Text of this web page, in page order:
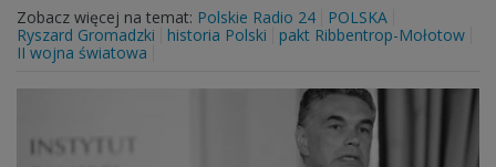
Zobacz więcej na temat: Polskie Radio 24
POLSKA
Ryszard Gromadzki
historia Polski
pakt Ribbentrop-Mołotow
II wojna światowa